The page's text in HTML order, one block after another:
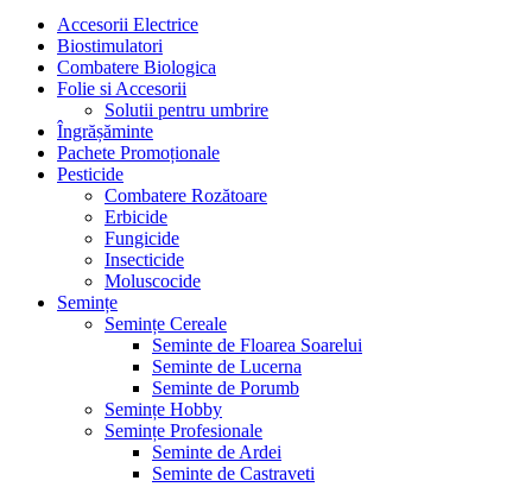
Accesorii Electrice
Biostimulatori
Combatere Biologica
Folie si Accesorii
Solutii pentru umbrire
Îngrășăminte
Pachete Promoționale
Pesticide
Combatere Rozătoare
Erbicide
Fungicide
Insecticide
Moluscocide
Semințe
Semințe Cereale
Seminte de Floarea Soarelui
Seminte de Lucerna
Seminte de Porumb
Semințe Hobby
Semințe Profesionale
Seminte de Ardei
Seminte de Castraveti